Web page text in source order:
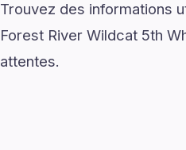
Trouvez des informations
Forest River Wildcat 5th
attentes.